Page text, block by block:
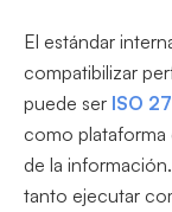
El estándar
compatibilizar
puede ser ISO
como plataforma
de la
tanto ejecutar